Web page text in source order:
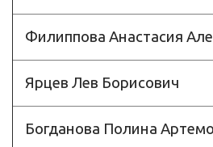
Филиппова Анастасия
Ярцев Лев Борисович
Богданова Полина